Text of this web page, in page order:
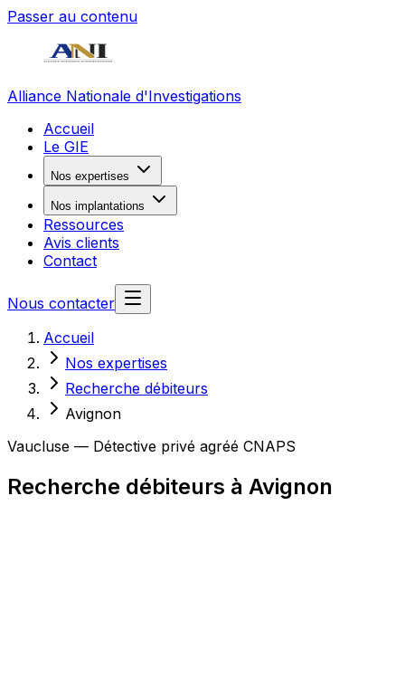
Passer au contenu
Alliance Nationale d'Investigations
Accueil
Le GIE
Nos expertises
Nos implantations
Ressources
Avis clients
Contact
Nous contacter
Accueil
Nos expertises
Recherche débiteurs
Avignon
Vaucluse — Détective privé agréé CNAPS
Recherche débiteurs à Avignon